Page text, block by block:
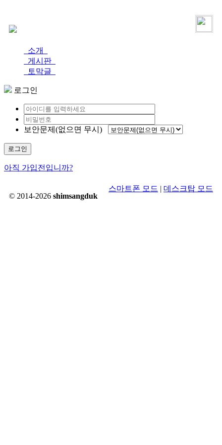
소개
게시판
토막글
로그인
보안문제(없으면 무시)
로그인
아직 가입전입니까?
© 2014-2026 shimsangduk
스마트폰 모드 | 데스크탑 모드